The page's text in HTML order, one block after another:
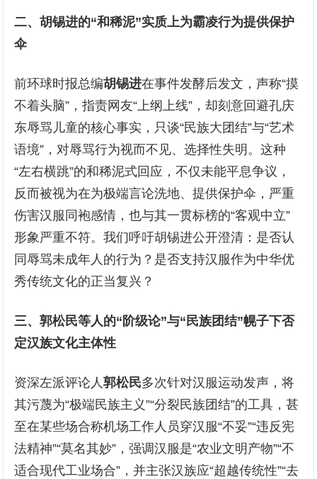
二、胡锡进的“和稀泥”实质上为霸凌行为提供保护
伞
前环球时报总编胡锡进在事件发酵后发文，声称“摸
不着头脑”，指责网友“上纲上线”，却刻意回避孔庆
东辱骂儿童的核心事实，只谈“民族大团结”与“艺术
语境”，对辱骂行为视而不见、选择性失明。这种
“左右横跳”的和稀泥式回应，不仅未能平息争议，
反而被视为在为极端言论洗地、提供保护伞，严重
伤害汉服同袍感情，也与其一贯标榜的“客观中立”
形象严重不符。我们呼吁胡锡进公开澄清：是否认
同辱骂未成年人的行为？是否支持汉服作为中华优
秀传统文化的正当复兴？
三、郭松民等人的“阶级论”与“民族团结”幌子下否
定汉族文化主体性
资深左派评论人郭松民多次针对汉服运动发声，将
其污蔑为“极端民族主义”“分裂民族团结”的工具，甚
至在某些场合称机场工作人员穿汉服“不妥”“违反宪
法精神”“莫名其妙”，强调汉服是“农业文明产物”“不
适合现代工业场合”，并主张汉族应“超越传统性”“去